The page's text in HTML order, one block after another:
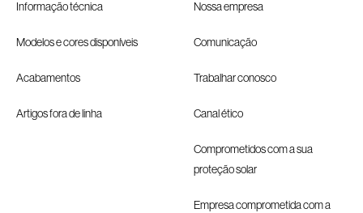
Informação técnica
Modelos e cores disponíveis
Acabamentos
Artigos fora de linha
Nossa empresa
Comunicação
Trabalhar conosco
Canal ético
Comprometidos com a sua
proteção solar
Empresa comprometida com a